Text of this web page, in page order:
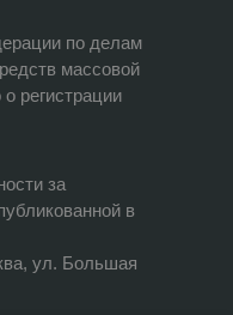
по делам
массовой
регистрации
за
в
ул. Большая